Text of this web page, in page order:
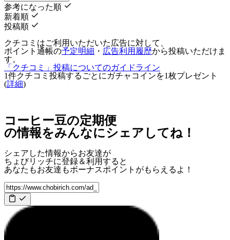
参考になった順
新着順
投稿順
クチコミはご利用いただいた広告に対して、
ポイント通帳の予定明細 ・ 広告利用履歴から投稿いただけま
す。
「クチコミ」投稿についてのガイドライン
1件クチコミ投稿するごとに ガチャコインを1枚プレゼント
(詳細)
コーヒー豆の定期便
の情報をみんなにシェアしてね！
シェアした情報からお友達が
ちょびリッチに登録＆利用すると
あなたもお友達もボーナスポイント がもらえるよ！